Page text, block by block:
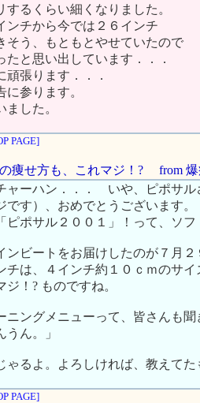
るくらい細くなりました。
ンチから今では２６インチ
そう、もともとやせていたので
たと思い出しています．．．
頑張ります．．．
に参ります。
した。
PAGE]
痩せ方も、これマジ！? from
ャーハン．．． いや、ピポサル
です）、おめでとうございます。
ピポサル２００１」！って、ソ
ンビートをお届けしたのが７月
チは、４インチ約１０ｃｍのサイ
！? ものですね。
ニングメニューって、皆さんも
うん。」
ゃるよ。よろしければ、教えてた
PAGE]